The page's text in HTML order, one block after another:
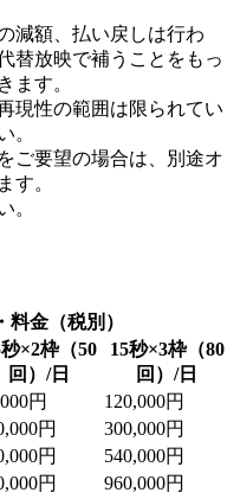
減額、払い戻しは行わ
替放映で補うことをもっ
ます。
現性の範囲は限られてい
。
ご要望の場合は、別途オ
す。
。
料金（税別）
×2枠（50
回）/日
15秒×3枠（80
回）/日
円
120,000円
円
300,000円
円
540,000円
円
960,000円